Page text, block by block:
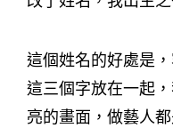
這個姓名的好處是
這三個字放在一起
亮的畫面，做藝人